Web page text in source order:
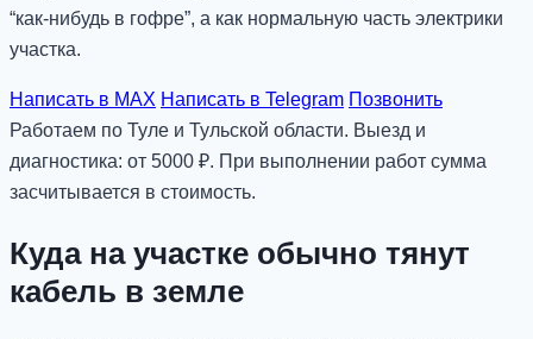
“как-нибудь в гофре”, а как нормальную часть электрики
участка.
Написать в MAX Написать в Telegram Позвонить
Работаем по Туле и Тульской области. Выезд и
диагностика: от 5000 ₽. При выполнении работ сумма
засчитывается в стоимость.
Куда на участке обычно тянут
кабель в земле